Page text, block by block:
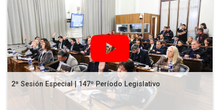
2ª Sesión Especial | 147º Período Legislativo